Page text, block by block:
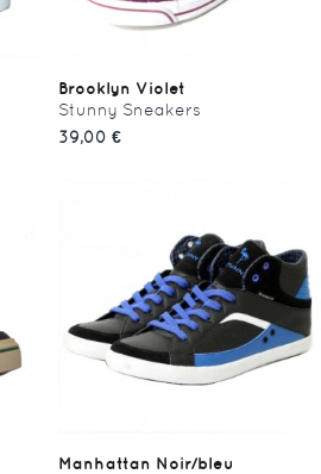
Brooklyn Violet
Stunny Sneakers
39,00 €
Manhattan Noir/bleu